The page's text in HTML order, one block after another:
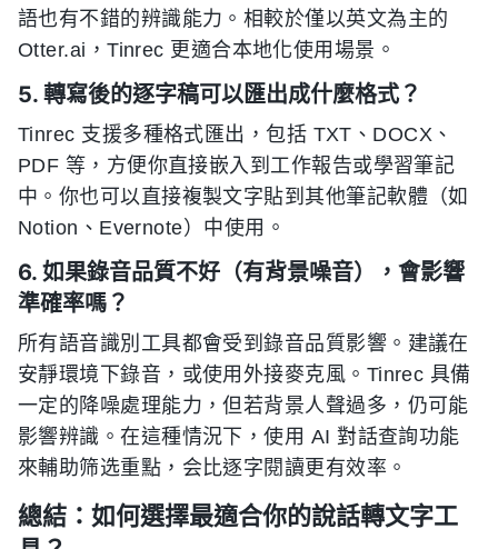
語也有不錯的辨識能力。相較於僅以英文為主的
Otter.ai，Tinrec 更適合本地化使用場景。
5. 轉寫後的逐字稿可以匯出成什麼格式？
Tinrec 支援多種格式匯出，包括 TXT、DOCX、
PDF 等，方便你直接嵌入到工作報告或學習筆記
中。你也可以直接複製文字貼到其他筆記軟體（如
Notion、Evernote）中使用。
6. 如果錄音品質不好（有背景噪音），會影響
準確率嗎？
所有語音識別工具都會受到錄音品質影響。建議在
安靜環境下錄音，或使用外接麥克風。Tinrec 具備
一定的降噪處理能力，但若背景人聲過多，仍可能
影響辨識。在這種情況下，使用 AI 對話查詢功能
來輔助筛选重點，会比逐字閱讀更有效率。
總結：如何選擇最適合你的說話轉文字工